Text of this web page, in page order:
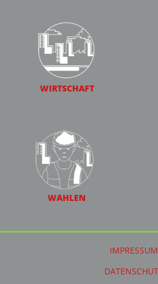
WIRTSCHAFT
WAHLEN
IMPRESSUM